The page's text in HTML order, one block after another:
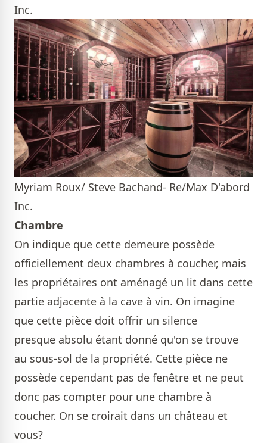
Inc.
Myriam Roux/ Steve Bachand- Re/Max D'abord
Inc.
Chambre
On indique que cette demeure possède
officiellement deux chambres à coucher, mais
les propriétaires ont aménagé un lit dans cette
partie adjacente à la cave à vin. On imagine
que cette pièce doit offrir un silence
presque absolu étant donné qu'on se trouve
au sous-sol de la propriété. Cette pièce ne
possède cependant pas de fenêtre et ne peut
donc pas compter pour une chambre à
coucher. On se croirait dans un château et
vous?